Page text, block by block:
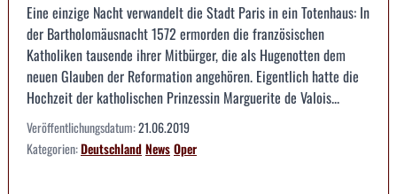
Eine einzige Nacht verwandelt die Stadt Paris in ein Totenhaus: In
der Bartholomäusnacht 1572 ermorden die französischen
Katholiken tausende ihrer Mitbürger, die als Hugenotten dem
neuen Glauben der Reformation angehören. Eigentlich hatte die
Hochzeit der katholischen Prinzessin Marguerite de Valois...
Veröffentlichungsdatum:21.06.2019
Kategorien:DeutschlandNewsOper